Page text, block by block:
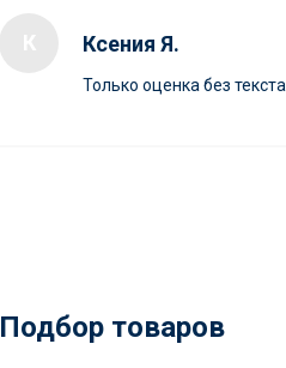
Ксения Я.
Только оценка без текста.
Подбор товаров